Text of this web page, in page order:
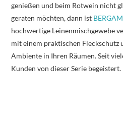
genießen und beim Rotwein nicht
geraten möchten, dann ist
hochwertige Leinenmischgewebe
mit einem praktischen
Ambiente in Ihren Räumen. Seit
Kunden von dieser Serie begeistert.